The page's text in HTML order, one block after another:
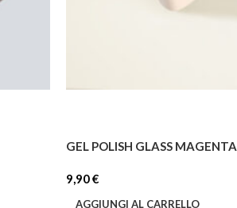
GEL POLISH GLASS MAGENTA
9,90€
AGGIUNGI AL CARRELLO